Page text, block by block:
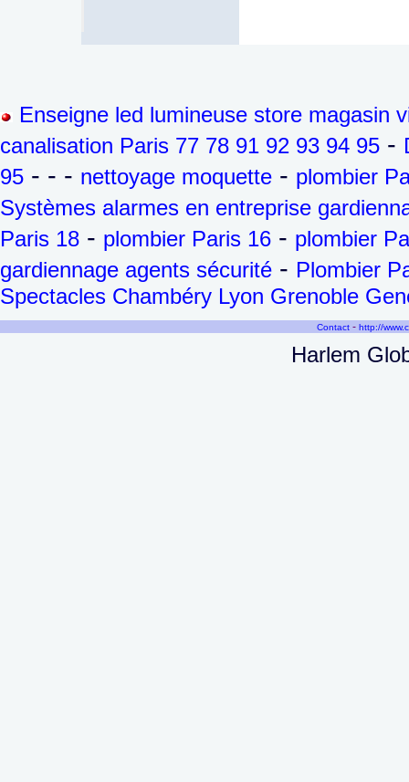
Enseigne led lumineuse store magasin
canalisation Paris 77 78 91 92 93 94 95 -
95 - - - nettoyage moquette - plombier
Systèmes alarmes en entreprise
Paris 18 - plombier Paris 16 - plombier
gardiennage agents sécurité - Plombier
Spectacles Chambéry Lyon Grenoble
Contact - http://
Harlem